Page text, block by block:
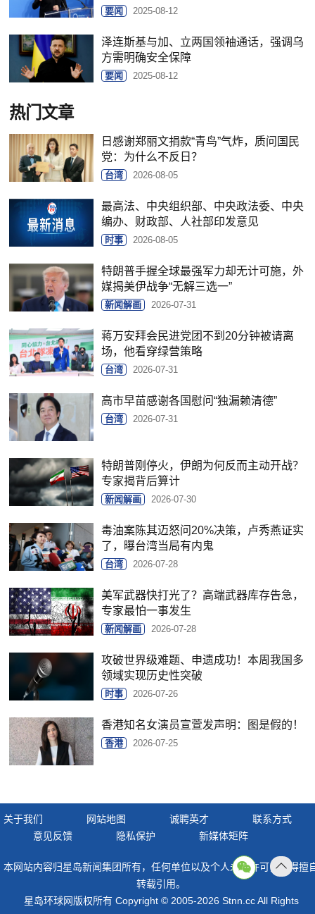
要闻 2025-08-12
泽连斯基与加、立两国领袖通话，强调乌
方需明确安全保障
要闻 2025-08-12
热门文章
日感谢郑丽文捐款“青鸟”气炸，质问国民
党：为什么不反日？
台湾 2026-08-05
最高法、中央组织部、中央政法委、中央
编办、财政部、人社部印发意见
时事 2026-08-05
特朗普手握全球最强军力却无计可施，外
媒揭美伊战争“无解三选一”
新闻解画 2026-07-31
蒋万安拜会民进党团不到20分钟被请离
场，他看穿绿营策略
台湾 2026-07-31
高市早苗感谢各国慰问“独漏赖清德”
台湾 2026-07-31
特朗普刚停火，伊朗为何反而主动开战？
专家揭背后算计
新闻解画 2026-07-30
毒油案陈其迈怒问20%决策，卢秀燕证实
了，曝台湾当局有内鬼
台湾 2026-07-28
美军武器快打光了？高端武器库存告急，
专家最怕一事发生
新闻解画 2026-07-28
攻破世界级难题、申遗成功！本周我国多
领域实现历史性突破
时事 2026-07-26
香港知名女演员宣萱发声明：图是假的！
香港 2026-07-25
关于我们 网站地图 诚聘英才
联系方式
意见反馈
隐私保护 新媒体矩阵
本网站内容归星岛新闻集团所有，任何单位以及个人未经许可，不得擅
转载引用。
星岛环球网版权所有 Copyright © 2005-2026 Stnn.cc All Rights
顶部